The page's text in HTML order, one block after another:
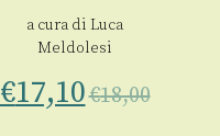
a cura di Luca
Meldolesi
€17,10€18,00